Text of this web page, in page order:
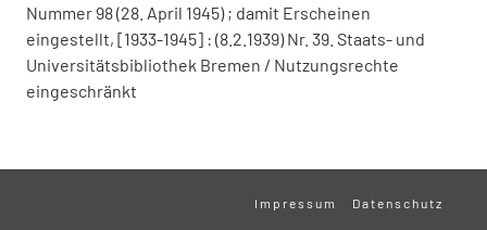
Nummer 98 (28. April 1945) ; damit Erscheinen
eingestellt, [1933-1945] : (8.2.1939) Nr. 39. Staats- und
Universitätsbibliothek Bremen / Nutzungsrechte
eingeschränkt
Impressum Datenschutz